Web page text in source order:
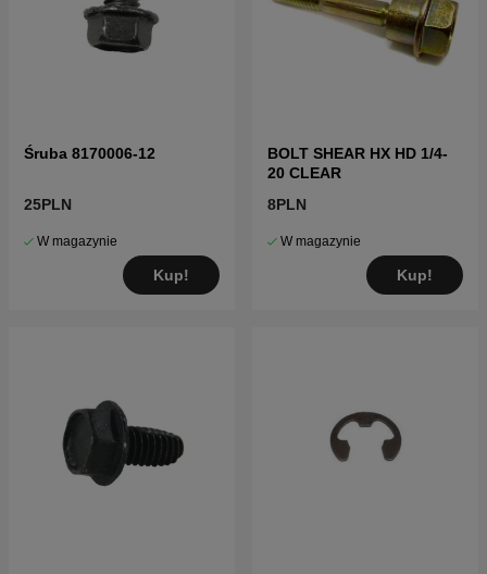
Śruba 8170006-12
25PLN
W magazynie
Kup!
BOLT SHEAR HX HD 1/4-
20 CLEAR
8PLN
W magazynie
Kup!